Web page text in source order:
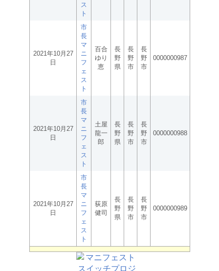
ス
ト
2021年10月27
日
市
長
マ
ニ
フ
ェ
ス
ト
百合
ゆり
恵
長
野
県
長
野
市
長
野
市
0000000987
2021年10月27
日
市
長
マ
ニ
フ
ェ
ス
ト
土屋
龍一
郎
長
野
県
長
野
市
長
野
市
0000000988
2021年10月27
日
市
長
マ
ニ
フ
ェ
ス
ト
荻原
健司
長
野
県
長
野
市
長
野
市
0000000989